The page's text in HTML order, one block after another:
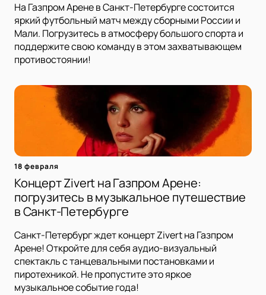
На Газпром Арене в Санкт-Петербурге состоится
яркий футбольный матч между сборными России и
Мали. Погрузитесь в атмосферу большого спорта и
поддержите свою команду в этом захватывающем
противостоянии!
18 февраля
Концерт Zivert на Газпром Арене:
погрузитесь в музыкальное путешествие
в Санкт-Петербурге
Санкт-Петербург ждет концерт Zivert на Газпром
Арене! Откройте для себя аудио-визуальный
спектакль с танцевальными постановками и
пиротехникой. Не пропустите это яркое
музыкальное событие года!